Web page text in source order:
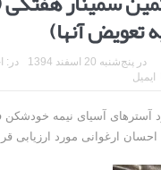
در پنج‌شنبه 20 اسفند 1394 در:
ایمیل
ارغوانی مورد ارزیابی